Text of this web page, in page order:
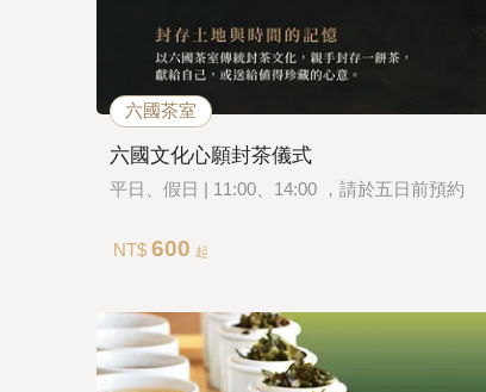
六國茶室
六國文化心願封茶儀式
平日、假日 | 11:00、14:00 ，請於五日前預約
NT$ 600 起